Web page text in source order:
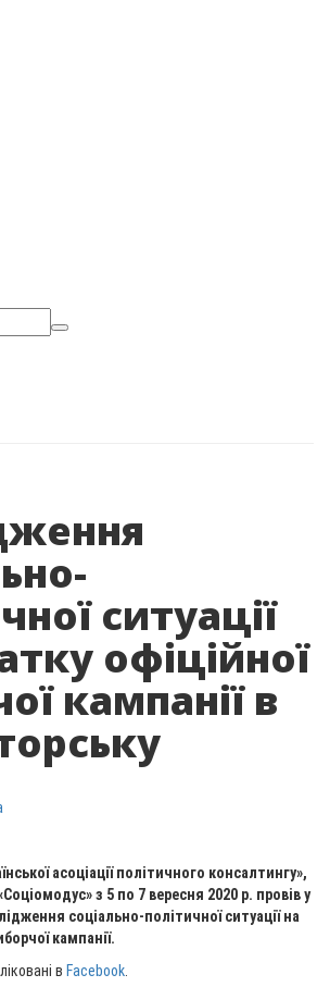
ситуації
офіційної
кампанії в
асоціації політичного консалтингу»,
з 5 по 7 вересня 2020 р. провів у
соціально-політичної ситуації на
кампанії.
в Facebook